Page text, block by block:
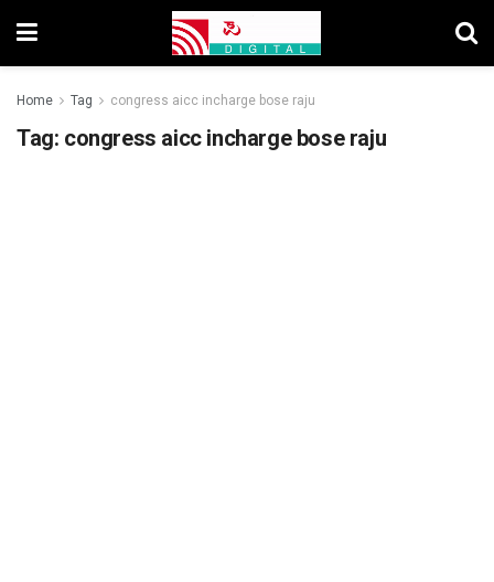
Home Tag congress aicc incharge bose raju
Tag: congress aicc incharge bose raju